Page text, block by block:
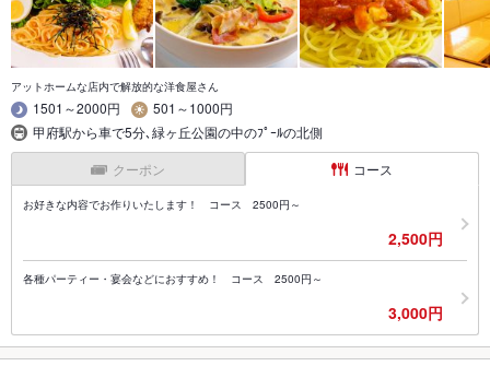
アットホームな店内で解放的な洋食屋さん
1501～2000円
501～1000円
甲府駅から車で5分､緑ヶ丘公園の中のﾌﾟｰﾙの北側
クーポン コース
お好きな内容でお作りいたします！ コース 2500円～
2,500円
各種パーティー・宴会などにおすすめ！ コース 2500円～
3,000円